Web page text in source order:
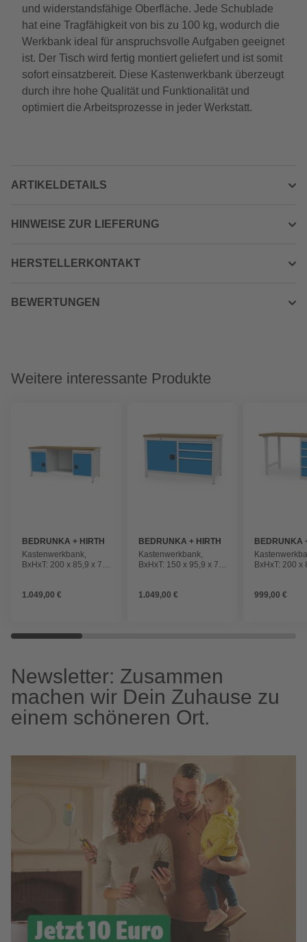
und widerstandsfähige Oberfläche. Jede Schublade
hat eine Tragfähigkeit von bis zu 100 kg, wodurch die
Werkbank ideal für anspruchsvolle Aufgaben geeignet
ist. Der Tisch wird fertig montiert geliefert und ist somit
sofort einsatzbereit. Diese Kastenwerkbank überzeugt
durch ihre hohe Qualität und Funktionalität und
optimiert die Arbeitsprozesse in jeder Werkstatt.
ARTIKELDETAILS
HINWEISE ZUR LIEFERUNG
HERSTELLERKONTAKT
BEWERTUNGEN
Weitere interessante Produkte
BEDRUNKA + HIRTH
Kastenwerkbank,
BxHxT: 200 x 85,9 x 75
1.049,00 €
BEDRUNKA + HIRTH
Kastenwerkbank,
BxHxT: 150 x 95,9 x 75
1.049,00 €
BEDRUNKA
BxHxT: 200 x
999,00 €
Newsletter: Zusammen
machen wir Dein Zuhause zu
einem schöneren Ort.